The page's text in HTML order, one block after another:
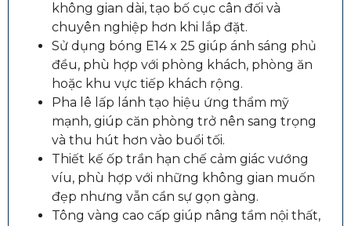
không gian dài, tạo bố cục cân đối và
chuyên nghiệp hơn khi lắp đặt.
Sử dụng bóng E14 x 25 giúp ánh sáng phủ
đều, phù hợp với phòng khách, phòng ăn
hoặc khu vực tiếp khách rộng.
Pha lê lấp lánh tạo hiệu ứng thẩm mỹ
mạnh, giúp căn phòng trở nên sang trọng
và thu hút hơn vào buổi tối.
Thiết kế ốp trần hạn chế cảm giác vướng
víu, phù hợp với những không gian muốn
đẹp nhưng vẫn cần sự gọn gàng.
Tông vàng cao cấp giúp nâng tầm nội thất,